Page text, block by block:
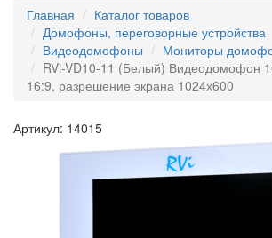
Главная
Каталог товаров
Домофоны, переговорные устройства
Видеодомофоны
Мониторы
RVi-VD10-11 (Белый) Видеодомофон
16:9, разрешение экрана 1024х600
Артикул: 14015